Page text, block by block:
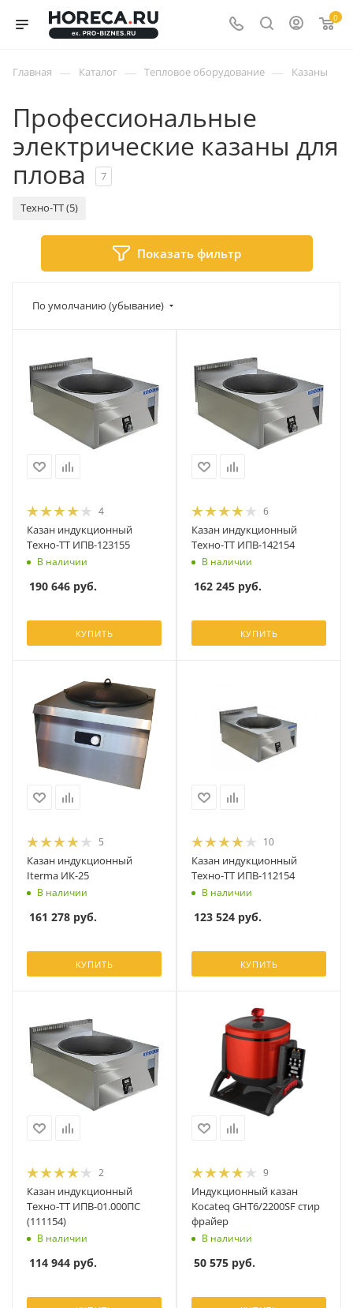
0
Главная — Каталог — Тепловое оборудование — Казаны
Профессиональные
электрические казаны для
плова
7
Техно-ТТ (5)
Показать фильтр
По умолчанию (убывание)
4
Казан индукционный
Техно-ТТ ИПВ-123155
В наличии
190 646 руб.
КУПИТЬ
6
Казан индукционный
Техно-ТТ ИПВ-142154
В наличии
162 245 руб.
КУПИТЬ
5
Казан индукционный
Iterma ИК-25
В наличии
161 278 руб.
КУПИТЬ
10
Казан индукционный
Техно-ТТ ИПВ-112154
В наличии
123 524 руб.
КУПИТЬ
2
Казан индукционный
Техно-ТТ ИПВ-01.000ПС
(111154)
В наличии
114 944 руб.
9
Индукционный казан
Kocateq GHT6/2200SF стир
фрайер
В наличии
50 575 руб.